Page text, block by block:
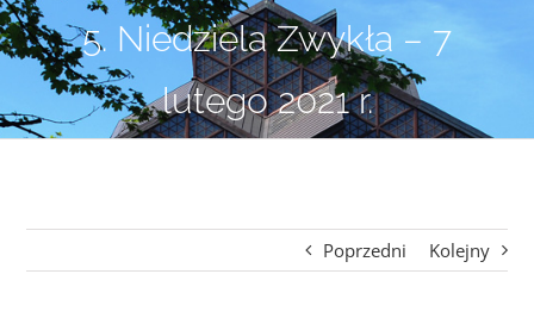
5. Niedziela Zwykła – 7
lutego 2021 r.
Poprzedni Kolejny